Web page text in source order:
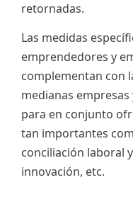
retornadas.
Las medidas
emprendedores y
complementan con
medianas
para en conjunto
tan importantes
conciliación laboral
innovación, etc.